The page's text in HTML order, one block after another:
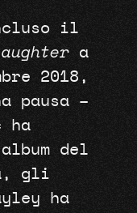
il
a
2018,
pausa –
ha
del
gli
ha